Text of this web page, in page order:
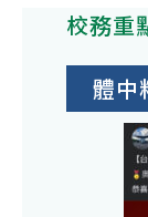
校務重
體中